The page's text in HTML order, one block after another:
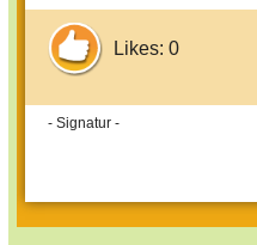
Likes: 0
- Signatur -